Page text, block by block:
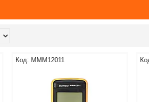
MMM12011